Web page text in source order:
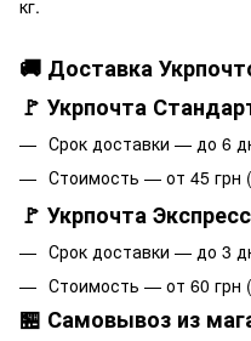
кг.
🚚 Доставка
🚩 Укрпочта
Срок доставки — до 6
Стоимость — от 45 грн
🚩 Укрпочта Экспресс
Срок доставки — до 3
Стоимость — от 60 грн
🏪 Самовывоз из